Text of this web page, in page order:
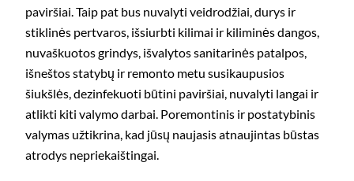
paviršiai. Taip pat bus nuvalyti veidrodžiai, durys ir
stiklinės pertvaros, išsiurbti kilimai ir kiliminės dangos,
nuvaškuotos grindys, išvalytos sanitarinės patalpos,
išneštos statybų ir remonto metu susikaupusios
šiukšlės, dezinfekuoti būtini paviršiai, nuvalyti langai ir
atlikti kiti valymo darbai. Poremontinis ir postatybinis
valymas užtikrina, kad jūsų naujasis atnaujintas būstas
atrodys nepriekaištingai.